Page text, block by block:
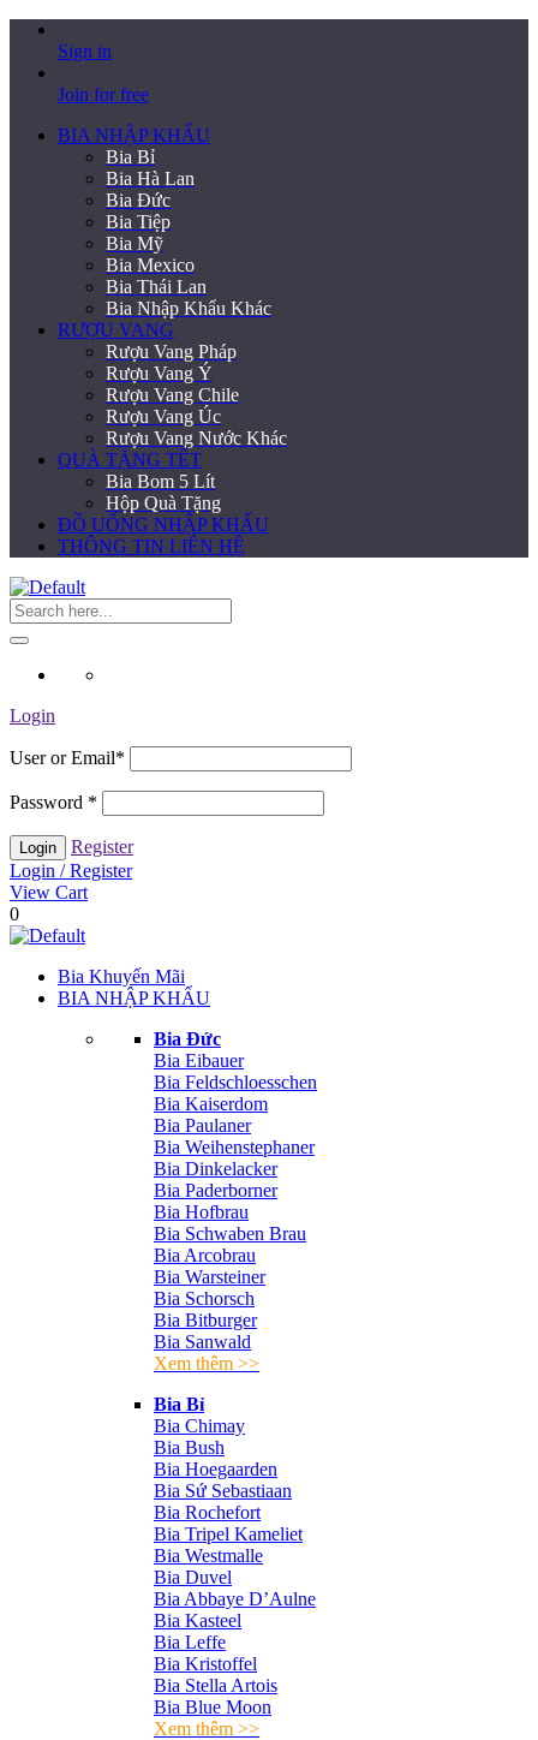
Sign in
Join for free
BIA NHẬP KHẨU
Bia Bỉ
Bia Hà Lan
Bia Đức
Bia Tiệp
Bia Mỹ
Bia Mexico
Bia Thái Lan
Bia Nhập Khẩu Khác
RƯỢU VANG
Rượu Vang Pháp
Rượu Vang Ý
Rượu Vang Chile
Rượu Vang Úc
Rượu Vang Nước Khác
QUÀ TẶNG TẾT
Bia Bom 5 Lít
Hộp Quà Tặng
ĐỒ UỐNG NHẬP KHẨU
THÔNG TIN LIÊN HỆ
Login
User or Email*
Password *
Register
Login / Register
View Cart
0
Bia Khuyến Mãi
BIA NHẬP KHẨU
Bia Đức
Bia Eibauer
Bia Feldschloesschen
Bia Kaiserdom
Bia Paulaner
Bia Weihenstephaner
Bia Dinkelacker
Bia Paderborner
Bia Hofbrau
Bia Schwaben Brau
Bia Arcobrau
Bia Warsteiner
Bia Schorsch
Bia Bitburger
Bia Sanwald
Xem thêm >>
Bia Bỉ
Bia Chimay
Bia Bush
Bia Hoegaarden
Bia Sứ Sebastiaan
Bia Rochefort
Bia Tripel Kameliet
Bia Westmalle
Bia Duvel
Bia Abbaye D’Aulne
Bia Kasteel
Bia Leffe
Bia Kristoffel
Bia Stella Artois
Bia Blue Moon
Xem thêm >>